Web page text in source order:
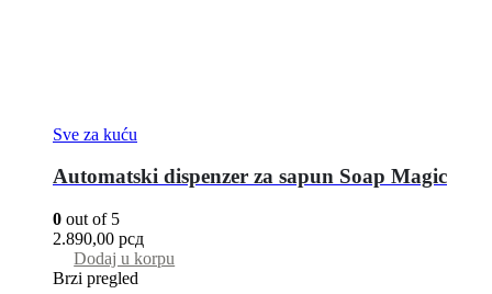
Sve za kuću
Automatski dispenzer za sapun Soap Magic
0 out of 5
2.890,00 рсд
Dodaj u korpu
Brzi pregled